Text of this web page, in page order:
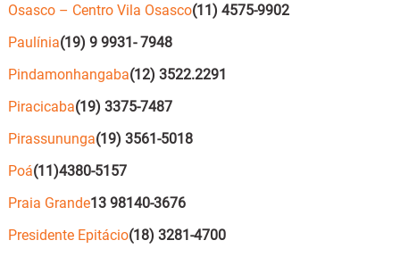
Osasco – Centro Vila Osasco(11) 4575-9902
Paulínia(19) 9 9931- 7948
Pindamonhangaba(12) 3522.2291
Piracicaba(19) 3375-7487
Pirassununga(19) 3561-5018
Poá(11)4380-5157
Praia Grande13 98140-3676
Presidente Epitácio(18) 3281-4700